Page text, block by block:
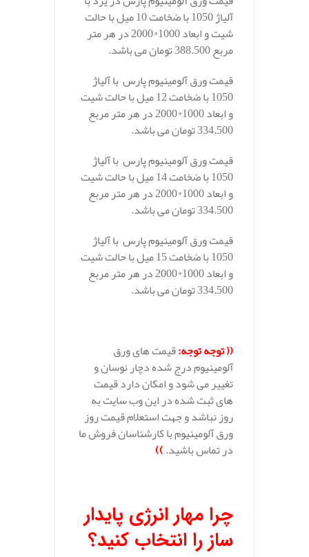
آلیاژ 1050 با ضخامت 10 میل با حالت
شیت و ابعاد 1000*2000 در هر متر
مربع 388.500 تومان می باشد.
قیمت ورق آلومینیوم پارس با آلیاژ
1050 با ضخامت 12 میل با حالت شیت
و ابعاد 1000*2000 در هر متر مربع
334.500 تومان می باشد.
قیمت ورق آلومینیوم پارس با آلیاژ
1050 با ضخامت 14 میل با حالت شیت
و ابعاد 1000*2000 در هر متر مربع
334.500 تومان می باشد.
قیمت ورق آلومینیوم پارس با آلیاژ
1050 با ضخامت 15 میل با حالت شیت
و ابعاد 1000*2000 در هر متر مربع
334.500 تومان می باشد.
((توجه توجه:قیمت های ورق
آلومینیوم درج شده دچار نوسان و
تغییر می شود و امکان دارد قیمت
های ثبت شده در این وب سایت به
روز نباشد و جهت استعلام قیمت روز
ورق آلومینیوم با کارشناسان فروش ما
در تماس باشید.))
چرا مهار انرژی پایدار
ساز را انتخاب کنید؟